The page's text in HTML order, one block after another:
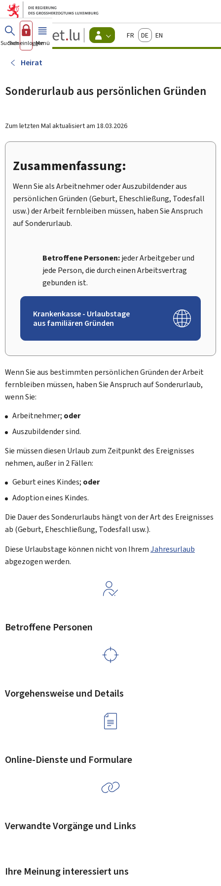
Zum Hauptmenü
Zum Inhalt
Guichet.lu
Changer
d'espace
actif
FrançaisDeutschEnglish
Suchen
Sich einloggen
Menü Haupt-
Heirat
Sonderurlaub aus persönlichen Gründen
Zum letzten Mal aktualisiert am 18.03.2026
Zusammenfassung:
Wenn Sie als Arbeitnehmer oder Auszubildender aus
persönlichen Gründen (Geburt, Eheschließung, Todesfall
usw.) der Arbeit fernbleiben müssen, haben Sie Anspruch
auf Sonderurlaub.
Betroffene Personen:jeder Arbeitgeber und
jede Person, die durch einen Arbeitsvertrag
gebunden ist.
Krankenkasse - Urlaubstage
aus familiären Gründen
Wenn Sie aus bestimmten persönlichen Gründen der Arbeit
fernbleiben müssen, haben Sie Anspruch auf Sonderurlaub,
wenn Sie:
Arbeitnehmer; oder
Auszubildender sind.
Sie müssen diesen Urlaub zum Zeitpunkt des Ereignisses
nehmen, außer in 2 Fällen:
Geburt eines Kindes; oder
Adoption eines Kindes.
Die Dauer des Sonderurlaubs hängt von der Art des Ereignisses
ab (Geburt, Eheschließung, Todesfall usw.).
Diese Urlaubstage können nicht von IhremJahresurlaub
abgezogen werden.
Betroffene Personen
Vorgehensweise und Details
Online-Dienste und Formulare
Verwandte Vorgänge und Links
Ihre Meinung interessiert uns